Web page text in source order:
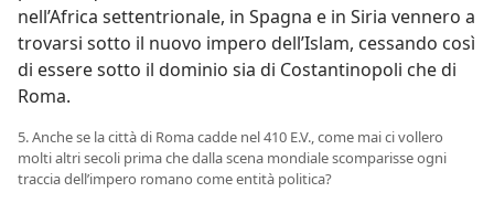
nell’Africa settentrionale, in Spagna e in Siria vennero a
trovarsi sotto il nuovo impero dell’Islam, cessando così
di essere sotto il dominio sia di Costantinopoli che di
Roma.
5. Anche se la città di Roma cadde nel 410 E.V., come mai ci vollero
molti altri secoli prima che dalla scena mondiale scomparisse ogni
traccia dell’impero romano come entità politica?